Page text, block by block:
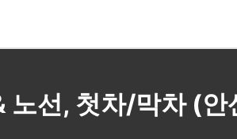
선, 첫차/막차 (안